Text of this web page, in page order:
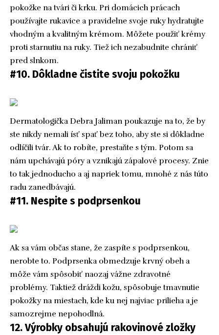
pokožke na tvári či krku. Pri domácich prácach
používajte rukavice a pravidelne svoje ruky hydratujte
vhodným a kvalitným krémom. Môžete použiť krémy
proti starnutiu na ruky. Tiež ich nezabudnite chrániť
pred slnkom.
#10. Dôkladne čistite svoju pokožku
Dermatologička Debra Jaliman poukazuje na to, že by
ste nikdy nemali ísť spať bez toho, aby ste si dôkladne
odlíčili tvár. Ak to robíte, prestaňte s tým. Potom sa
nám upchávajú póry a vznikajú zápalové procesy. Znie
to tak jednoducho a aj napriek tomu, mnohé z nás túto
radu zanedbávajú.
#11. Nespite s podprsenkou
Ak sa vám občas stane, že zaspíte s podprsenkou,
nerobte to. Podprsenka obmedzuje krvný obeh a
môže vám spôsobiť naozaj vážne zdravotné
problémy. Taktiež dráždi kožu, spôsobuje tmavnutie
pokožky na miestach, kde ku nej najviac prilieha a je
samozrejme nepohodlná.
12. Výrobky obsahujú rakovinové zložky